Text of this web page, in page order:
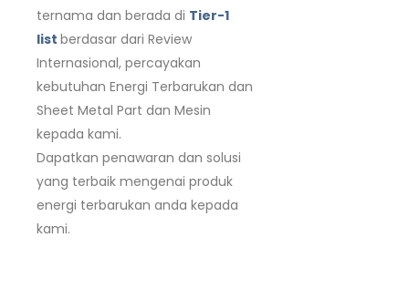
ternama dan berada di Tier-1
list berdasar dari Review
Internasional, percayakan
kebutuhan Energi Terbarukan dan
Sheet Metal Part dan Mesin
kepada kami.
Dapatkan penawaran dan solusi
yang terbaik mengenai produk
energi terbarukan anda kepada
kami.